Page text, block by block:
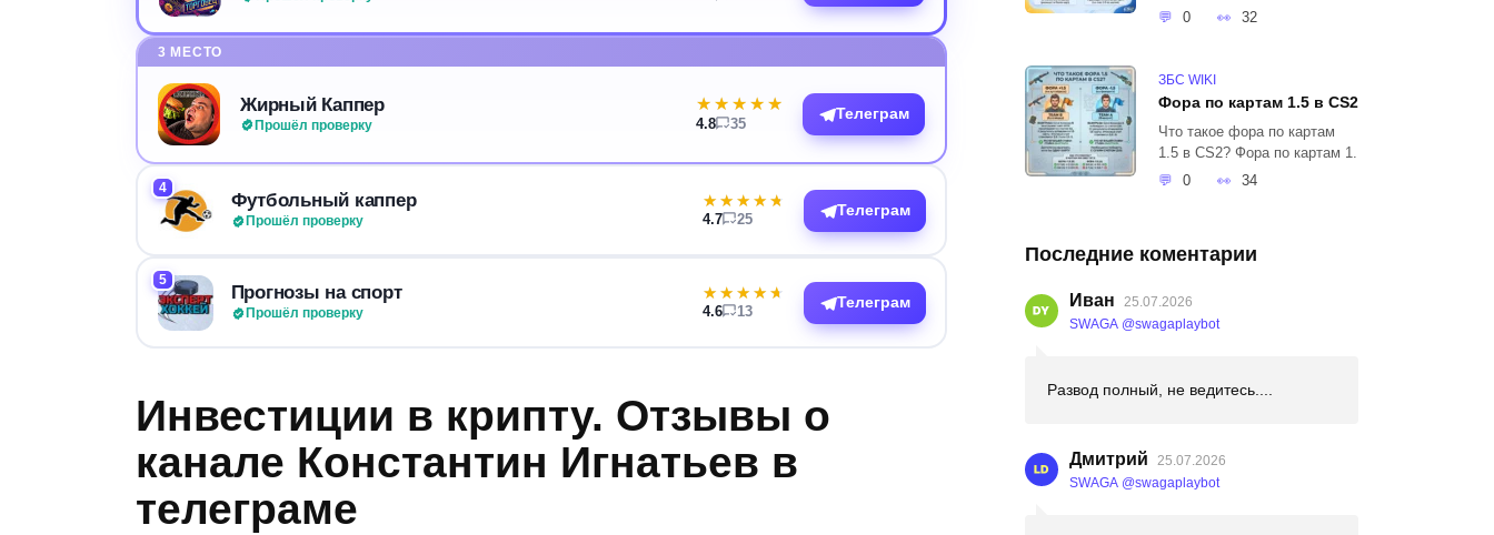
3 МЕСТО
Жирный Каппер
Прошёл проверку
★★★★★
★★★★★
4.8 35
Телеграм
4
Футбольный каппер
Прошёл проверку
★★★★★
★★★★★
4.7 25
Телеграм
5
Прогнозы на спорт
Прошёл проверку
★★★★★
★★★★★
4.6 13
Телеграм
Инвестиции в крипту. Отзывы о
канале Константин Игнатьев в
телеграме
0
32
ЗБС WIKI
Фора по картам 1.5 в CS2
Что такое фора по картам
1.5 в CS2? Фора по картам 1.
0
34
Последние коментарии
Иван
25.07.2026
SWAGA @swagaplaybot
Развод полный, не ведитесь....
Дмитрий
25.07.2026
SWAGA @swagaplaybot